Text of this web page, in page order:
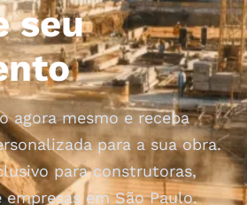
seu
agora mesmo e receba
para a sua obra.
para construtoras,
em São Paulo.